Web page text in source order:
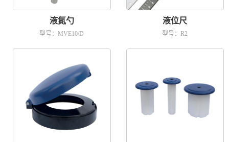
液氮勺
型号：MVE10/D
液位尺
型号：R2